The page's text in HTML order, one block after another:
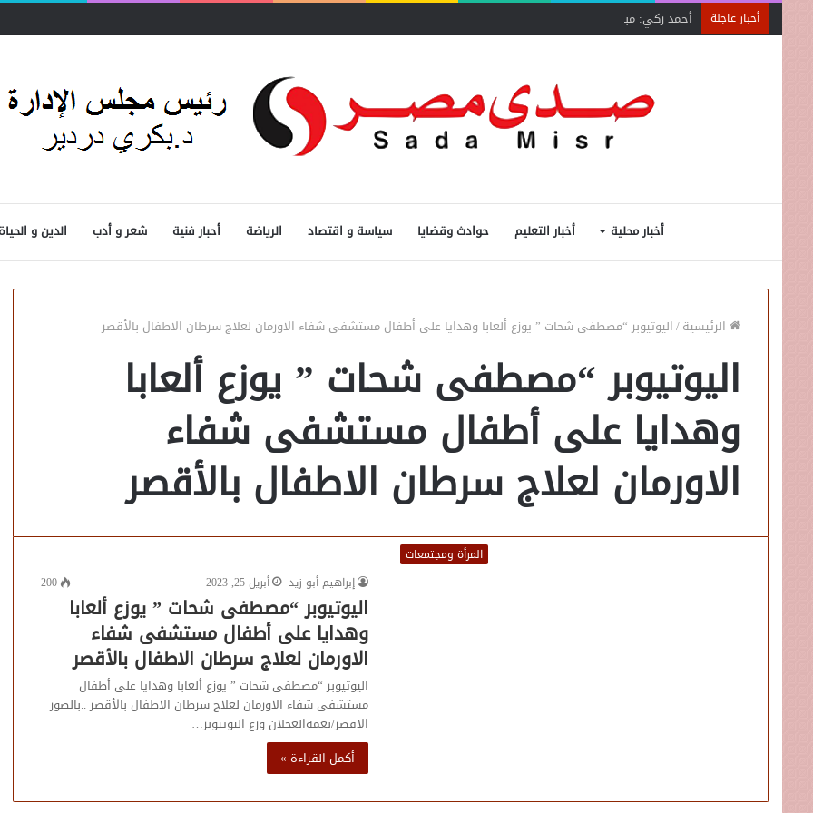
أخبار عاجلة أحمد زكي: مبادرة “مصر تنطلق بالتصدير”
أخبار محلية أخبار التعليم حوادث وقضايا سياسة و اقتصاد الرياضة أحبار فنية شعر و أدب الدين و الحياة
الرئيسية/اليوتيوبر “مصطفى شحات ” يوزع ألعابا وهدايا على أطفال مستشفى شفاء الاورمان لعلاج سرطان الاطفال بالأقصر
اليوتيوبر “مصطفى شحات ” يوزع ألعابا
وهدايا على أطفال مستشفى شفاء
الاورمان لعلاج سرطان الاطفال بالأقصر
المرأة ومجتمعات
إبراهيم أبو زيد
أبريل 25, 2023 200
اليوتيوبر “مصطفى شحات ” يوزع ألعابا
وهدايا على أطفال مستشفى شفاء
الاورمان لعلاج سرطان الاطفال بالأقصر
اليوتيوبر “مصطفى شحات ” يوزع ألعابا وهدايا على أطفال
مستشفى شفاء الاورمان لعلاج سرطان الاطفال بالأقصر ..بالصور
الاقصر/نعمةالعجلان وزع اليوتيوبر…
أكمل القراءة »